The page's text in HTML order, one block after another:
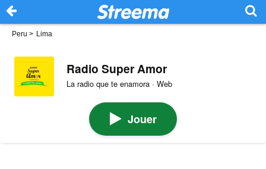
Peru > Lima
Radio Super Amor
La radio que te enamora · Web
Jouer